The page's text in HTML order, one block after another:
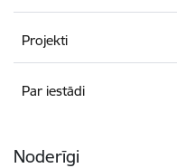
Projekti
Par iestādi
Noderīgi